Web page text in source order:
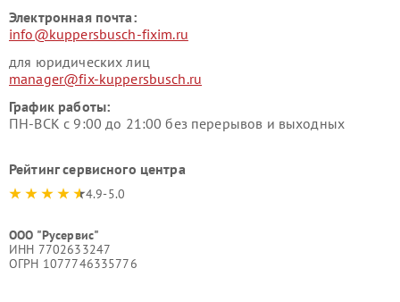
Электронная почта:
info@kuppersbusch-fixim.ru
для юридических лиц
manager@fix-kuppersbusch.ru
График работы:
ПН-ВСК с 9:00 до 21:00 без перерывов и выходных
Рейтинг сервисного центра
4.9-5.0
ООО "Русервис"
ИНН 7702633247
ОГРН 1077746335776